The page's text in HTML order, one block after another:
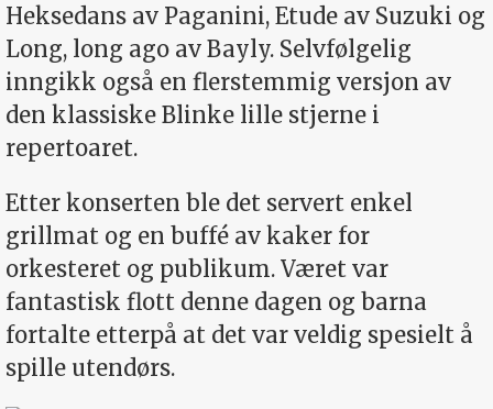
Heksedans av Paganini, Etude av Suzuki og
Long, long ago av Bayly. Selvfølgelig
inngikk også en flerstemmig versjon av
den klassiske Blinke lille stjerne i
repertoaret.
Etter konserten ble det servert enkel
grillmat og en buffé av kaker for
orkesteret og publikum. Været var
fantastisk flott denne dagen og barna
fortalte etterpå at det var veldig spesielt å
spille utendørs.